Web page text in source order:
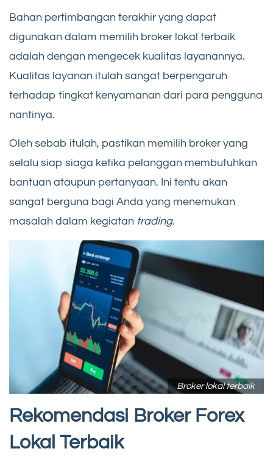
Bahan pertimbangan terakhir yang dapat
digunakan dalam memilih broker lokal terbaik
adalah dengan mengecek kualitas layanannya.
Kualitas layanan itulah sangat berpengaruh
terhadap tingkat kenyamanan dari para pengguna
nantinya.
Oleh sebab itulah, pastikan memilih broker yang
selalu siap siaga ketika pelanggan membutuhkan
bantuan ataupun pertanyaan. Ini tentu akan
sangat berguna bagi Anda yang menemukan
masalah dalam kegiatan trading.
Broker lokal terbaik
Rekomendasi Broker Forex
Lokal Terbaik